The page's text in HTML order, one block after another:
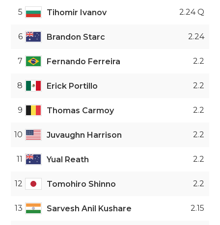
5 Tihomir Ivanov 2.24 Q
6 Brandon Starc 2.24
7 Fernando Ferreira 2.2
8 Erick Portillo 2.2
9 Thomas Carmoy 2.2
10 Juvaughn Harrison 2.2
11 Yual Reath 2.2
12 Tomohiro Shinno 2.2
13 Sarvesh Anil Kushare 2.15